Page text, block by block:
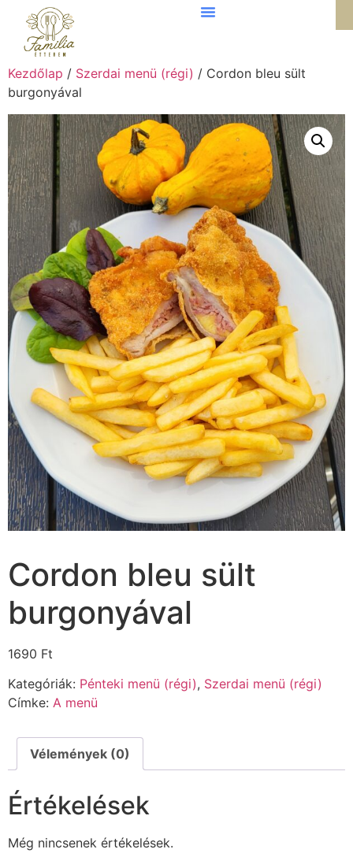
Kezdőlap / Szerdai menü (régi) / Cordon bleu sült
burgonyával
Cordon bleu sült
burgonyával
1690 Ft
Kategóriák: Pénteki menü (régi), Szerdai menü (régi)
Címke: A menü
Vélemények (0)
Értékelések
Még nincsenek értékelések.